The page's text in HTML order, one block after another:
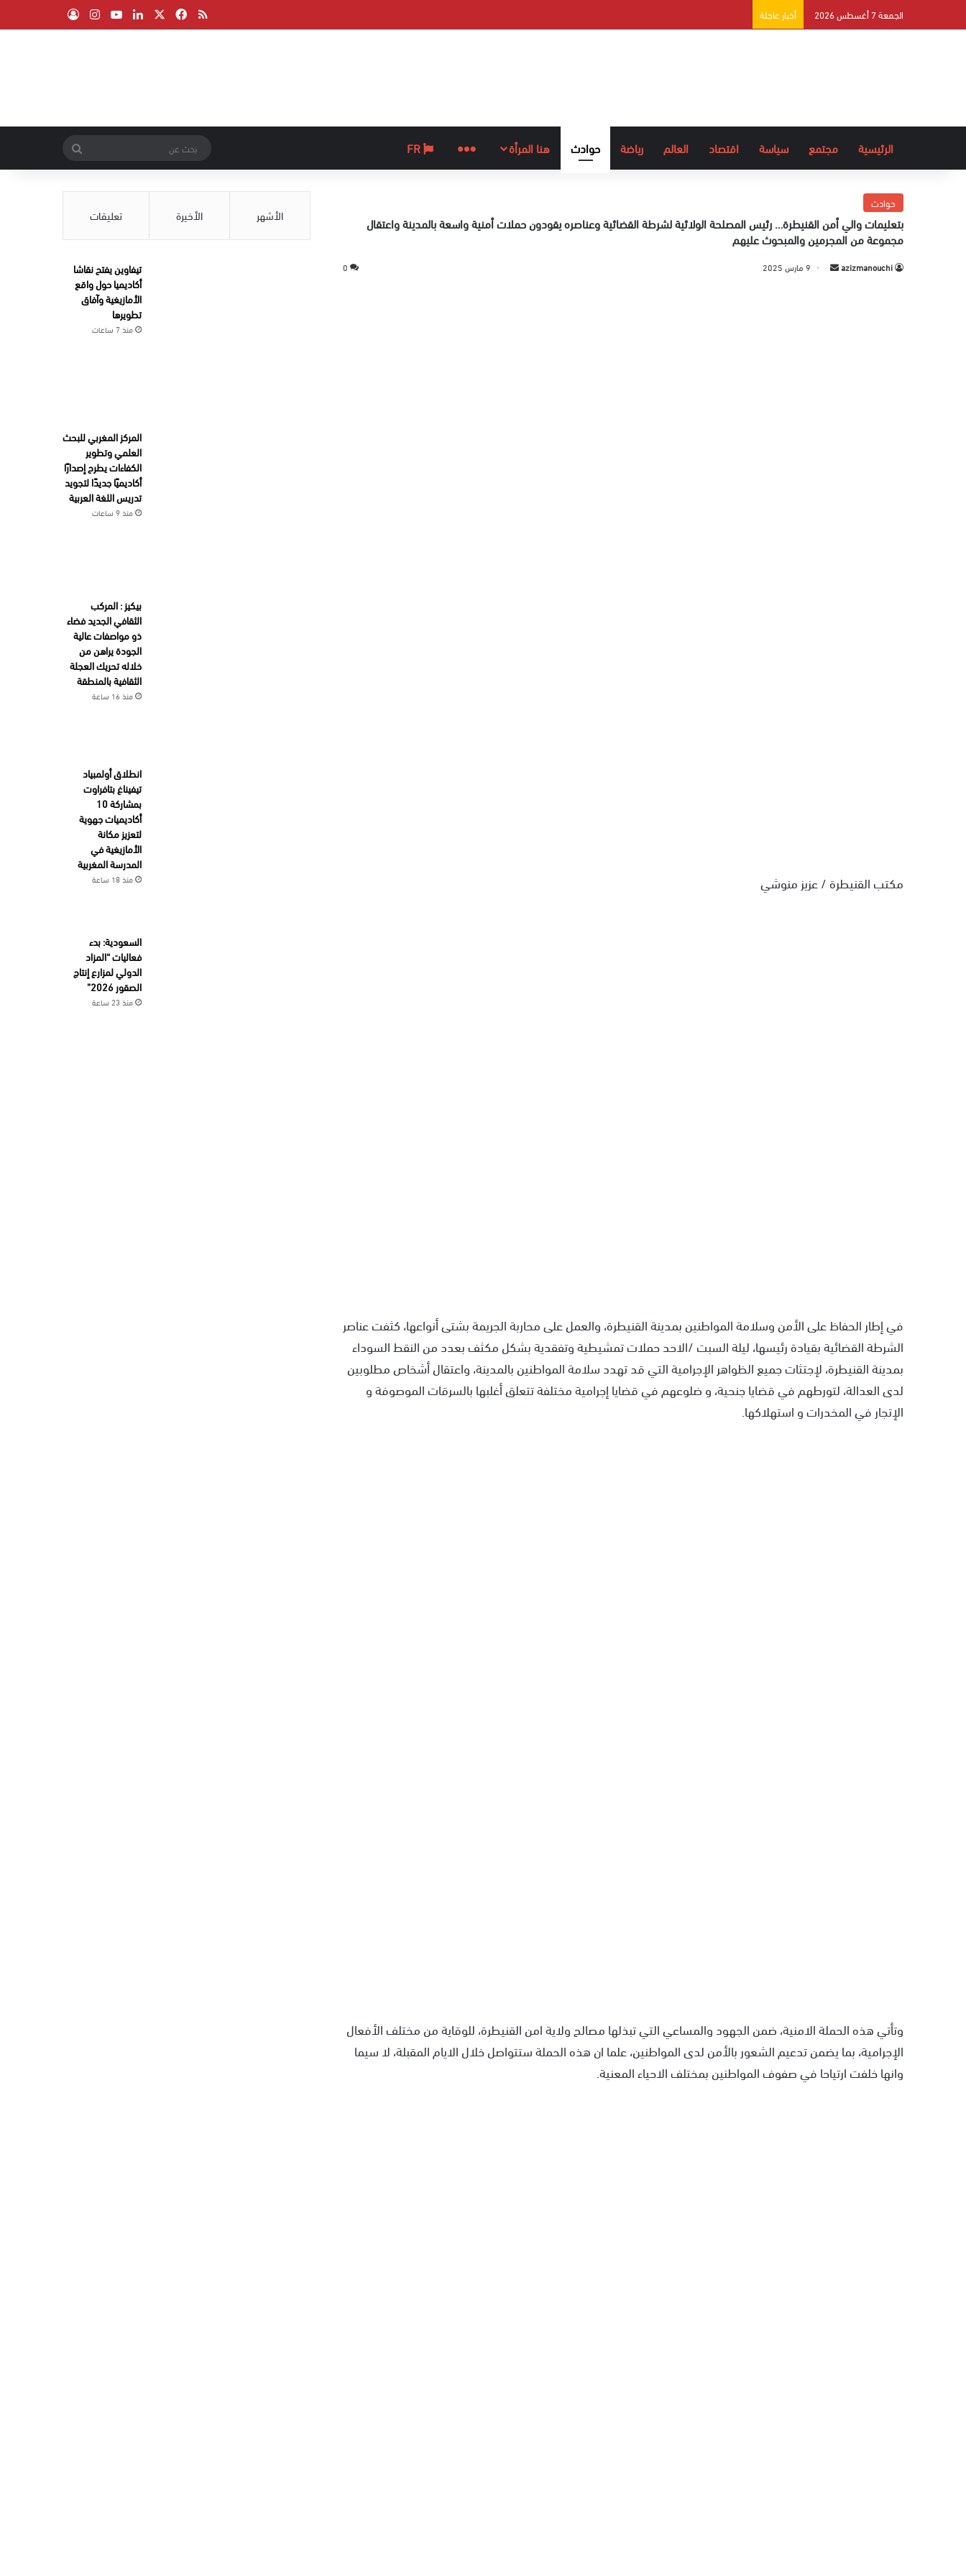
الجمعة 7 أغسطس 2026 أخبار عاجلة ملخص الموقع RSS
فيسبوك لينكدإن ‫YouTube
انستقرام
الرئيسية مجتمع سياسة اقتصاد العالم رياضة حوادث هنا المرأة المزيد
عن
حوادث
بتعليمات والي أمن القنيطرة… رئيس المصلحة الولائية لشرطة القضائية وعناصره يقودون حملات أمنية واسعة بالمدينة واعتقال
مجموعة من المجرمين والمبحوث عليهم
azizmanouchi 9 مارس 2025 0
مكتب القنيطرة / عزيز منوشي
في إطار الحفاظ على الأمن وسلامة المواطنين بمدينة القنيطرة، والعمل على محاربة الجريمة بشتى أنواعها، كثفت عناصر
الشرطة القضائية بقيادة رئيسها، ليلة السبت /الاحد حملات تمشيطية وتفقدية بشكل مكثف بعدد من النقط السوداء
بمدينة القنيطرة، لإجتثات جميع الظواهر الإجرامية التي قد تهدد سلامة المواطنين بالمدينة، واعتقال أشخاص مطلوبين
لدى العدالة، لتورطهم في قضايا جنحية، و ضلوعهم في قضايا إجرامية مختلفة تتعلق أغلبها بالسرقات الموصوفة و
الإتجار في المخدرات و استهلاكها.
وتأتي هذه الحملة الامنية، ضمن الجهود والمساعي التي تبذلها مصالح ولاية امن القنيطرة، للوقاية من مختلف الأفعال
الإجرامية، بما يضمن تدعيم الشعور بالأمن لدى المواطنين، علما ان هذه الحملة ستتواصل خلال الايام المقبلة، لا سيما
وانها خلفت ارتياحا في صفوف المواطنين بمختلف الاحياء المعنية.
الأشهر الأخيرة تعليقات
تيفاوين يفتح نقاشا
أكاديميا حول واقع
الأمازيغية وآفاق
تطويرها
منذ 7 ساعات
المركز المغربي للبحث
العلمي وتطوير
الكفاءات يطرح إصدارًا
أكاديميًا جديدًا لتجويد
تدريس اللغة العربية
منذ 9 ساعات
بيكيز : المركب
الثقافي الجديد فضاء
ذو مواصفات عالية
الجودة يراهن من
خلاله تحريك العجلة
الثقافية بالمنطقة
منذ 16 ساعة
انطلاق أولمبياد
تيفيناغ بتافراوت
بمشاركة 10
أكاديميات جهوية
لتعزيز مكانة
الأمازيغية في
المدرسة المغربية
منذ 18 ساعة
السعودية: بدء
فعاليات “المزاد
الدولي لمزارع إنتاج
الصقور 2026”
منذ 23 ساعة